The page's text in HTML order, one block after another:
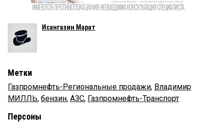
Исангазин Марат
Метки
Газпромнефть-Региональные продажи, Владимир
МИЛЛЬ, бензин, АЗС, Газпромнефть-Транспорт
Персоны